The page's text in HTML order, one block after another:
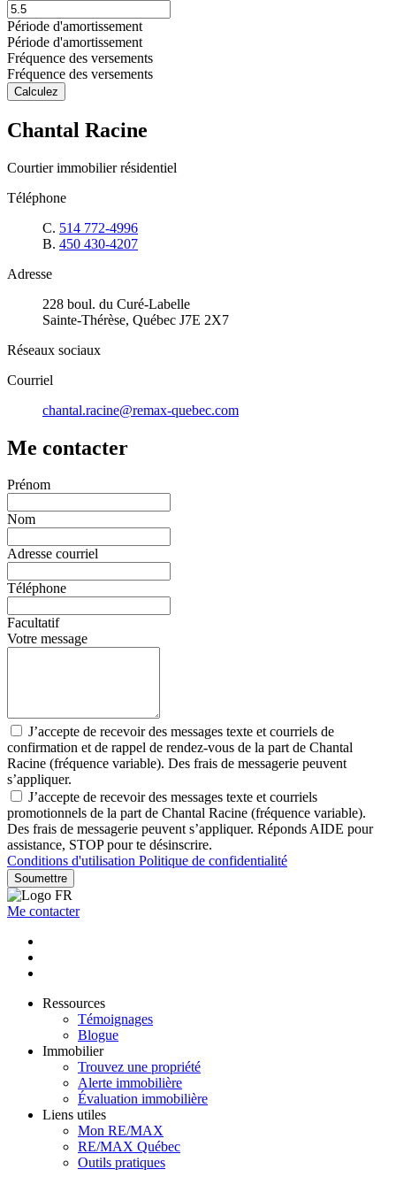
Période d'amortissement
Période d'amortissement
Fréquence des versements
Fréquence des versements
Calculez
Chantal Racine
Courtier immobilier résidentiel
Téléphone
C. 514 772-4996
B. 450 430-4207
Adresse
228 boul. du Curé-Labelle
Sainte-Thérèse, Québec J7E 2X7
Réseaux sociaux
Courriel
chantal.racine@remax-quebec.com
Me contacter
Prénom
Nom
Adresse courriel
Téléphone
Facultatif
Votre message
J’accepte de recevoir des messages texte et courriels de
confirmation et de rappel de rendez-vous de la part de Chantal
Racine (fréquence variable). Des frais de messagerie peuvent
s’appliquer.
J’accepte de recevoir des messages texte et courriels
promotionnels de la part de Chantal Racine (fréquence variable).
Des frais de messagerie peuvent s’appliquer. Réponds AIDE pour
assistance, STOP pour te désinscrire.
Conditions d'utilisation Politique de confidentialité
Soumettre
Me contacter
Ressources
Témoignages
Blogue
Immobilier
Trouvez une propriété
Alerte immobilière
Évaluation immobilière
Liens utiles
Mon RE/MAX
RE/MAX Québec
Outils pratiques